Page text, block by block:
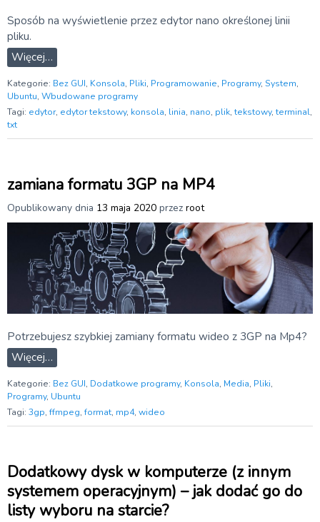
Sposób na wyświetlenie przez edytor nano określonej linii
pliku.
Więcej…
Kategorie: Bez GUI, Konsola, Pliki, Programowanie, Programy, System,
Ubuntu, Wbudowane programy
Tagi: edytor, edytor tekstowy, konsola, linia, nano, plik,tekstowy,terminal,
txt
zamiana formatu 3GP na MP4
Opublikowany dnia 13 maja 2020 przez root
Potrzebujesz szybkiej zamiany formatu wideo z 3GP na Mp4?
Więcej…
Kategorie: Bez GUI, Dodatkowe programy, Konsola, Media, Pliki,
Programy, Ubuntu
Tagi: 3gp, ffmpeg, format, mp4, wideo
Dodatkowy dysk w komputerze (z innym
systemem operacyjnym) – jak dodać go do
listy wyboru na starcie?